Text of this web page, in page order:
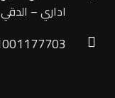
اداري –